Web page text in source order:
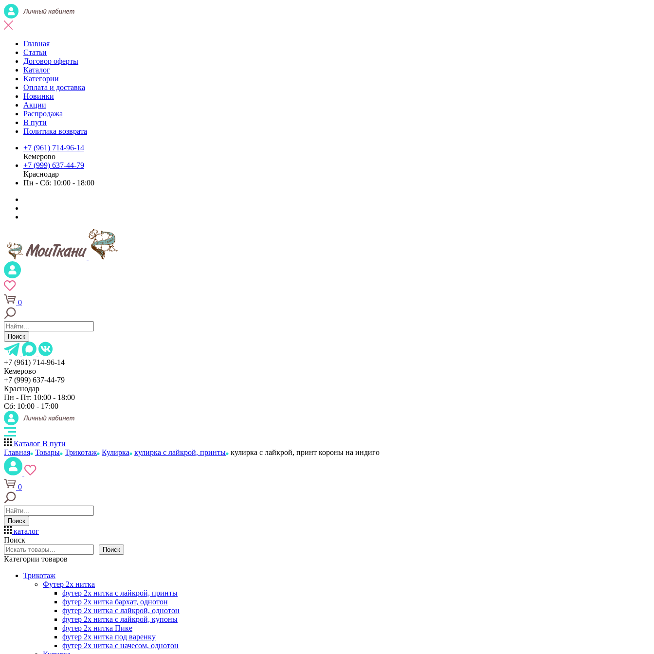
Главная
Статьи
Договор оферты
Каталог
Категории
Оплата и доставка
Новинки
Акции
Распродажа
В пути
Политика возврата
+7 (961) 714-96-14
Кемерово
+7 (999) 637-44-79
Краснодар
Пн - Сб: 10:00 - 18:00
0
Поиск
+7 (961) 714-96-14
Кемерово
+7 (999) 637-44-79
Краснодар
Пн - Пт: 10:00 - 18:00
Сб: 10:00 - 17:00
Каталог В пути
Главная Товары Трикотаж Кулирка кулирка с лайкрой, принты кулирка с лайкрой, принт короны на индиго
0
Поиск
каталог
Поиск
Поиск
Категории товаров
Трикотаж
Футер 2х нитка
футер 2х нитка с лайкрой, принты
футер 2х нитка бархат, однотон
футер 2х нитка с лайкрой, однотон
футер 2х нитка с лайкрой, купоны
футер 2х нитка Пике
футер 2х нитка под варенку
футер 2х нитка с начесом, однотон